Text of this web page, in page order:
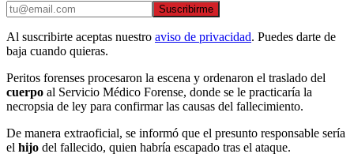
Suscribirme
Al suscribirte aceptas nuestro aviso de privacidad. Puedes darte de
baja cuando quieras.
Peritos forenses procesaron la escena y ordenaron el traslado del
cuerpo al Servicio Médico Forense, donde se le practicaría la
necropsia de ley para confirmar las causas del fallecimiento.
De manera extraoficial, se informó que el presunto responsable sería
el hijo del fallecido, quien habría escapado tras el ataque.